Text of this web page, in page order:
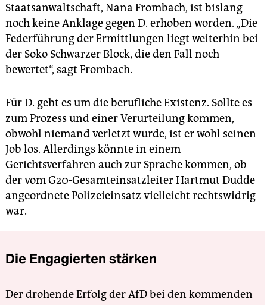
Staatsanwaltschaft, Nana Frombach, ist bislang
noch keine Anklage gegen D. erhoben worden. „Die
Federführung der Ermittlungen liegt weiterhin bei
der Soko Schwarzer Block, die den Fall noch
bewertet“, sagt Frombach.
Für D. geht es um die berufliche Existenz. Sollte es
zum Prozess und einer Verurteilung kommen,
obwohl niemand verletzt wurde, ist er wohl seinen
Job los. Allerdings könnte in einem
Gerichtsverfahren auch zur Sprache kommen, ob
der vom G20-Gesamteinsatzleiter Hartmut Dudde
angeordnete Polizeieinsatz vielleicht rechtswidrig
war.
Die Engagierten stärken
Der drohende Erfolg der AfD bei den kommenden